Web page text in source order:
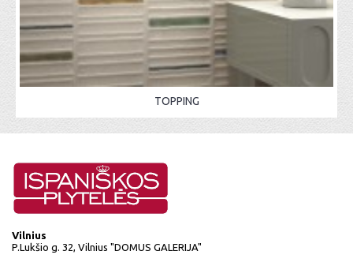
TOPPING
Vilnius
P.Lukšio g. 32, Vilnius "DOMUS GALERIJA"